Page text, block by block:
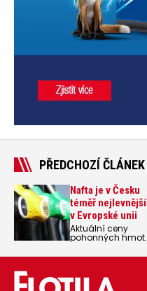
PŘEDCHOZÍ ČLÁNEK
Nafta je v Česku
téměř nejlevnější
v Evropské unii
Aktuální ceny
pohonných hmot
značný rozptyl.
zejména u nafty k